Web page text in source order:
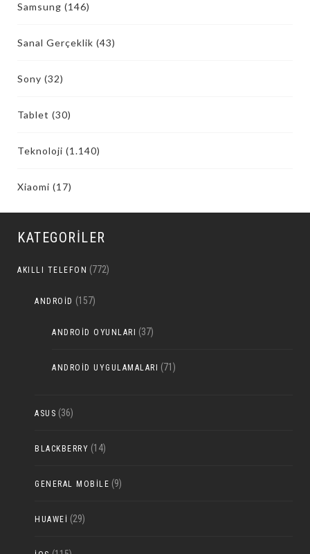
Samsung (146)
Sanal Gerçeklik (43)
Sony (32)
Tablet (30)
Teknoloji (1.140)
Xiaomi (17)
KATEGORILER
AKILLI TELEFON (772)
ANDROID (157)
ANDROID OYUNLARI (37)
ANDROID UYGULAMALARI (71)
ASUS (36)
BLACKBERRY (14)
GENERAL MOBILE (9)
HUAWEI (29)